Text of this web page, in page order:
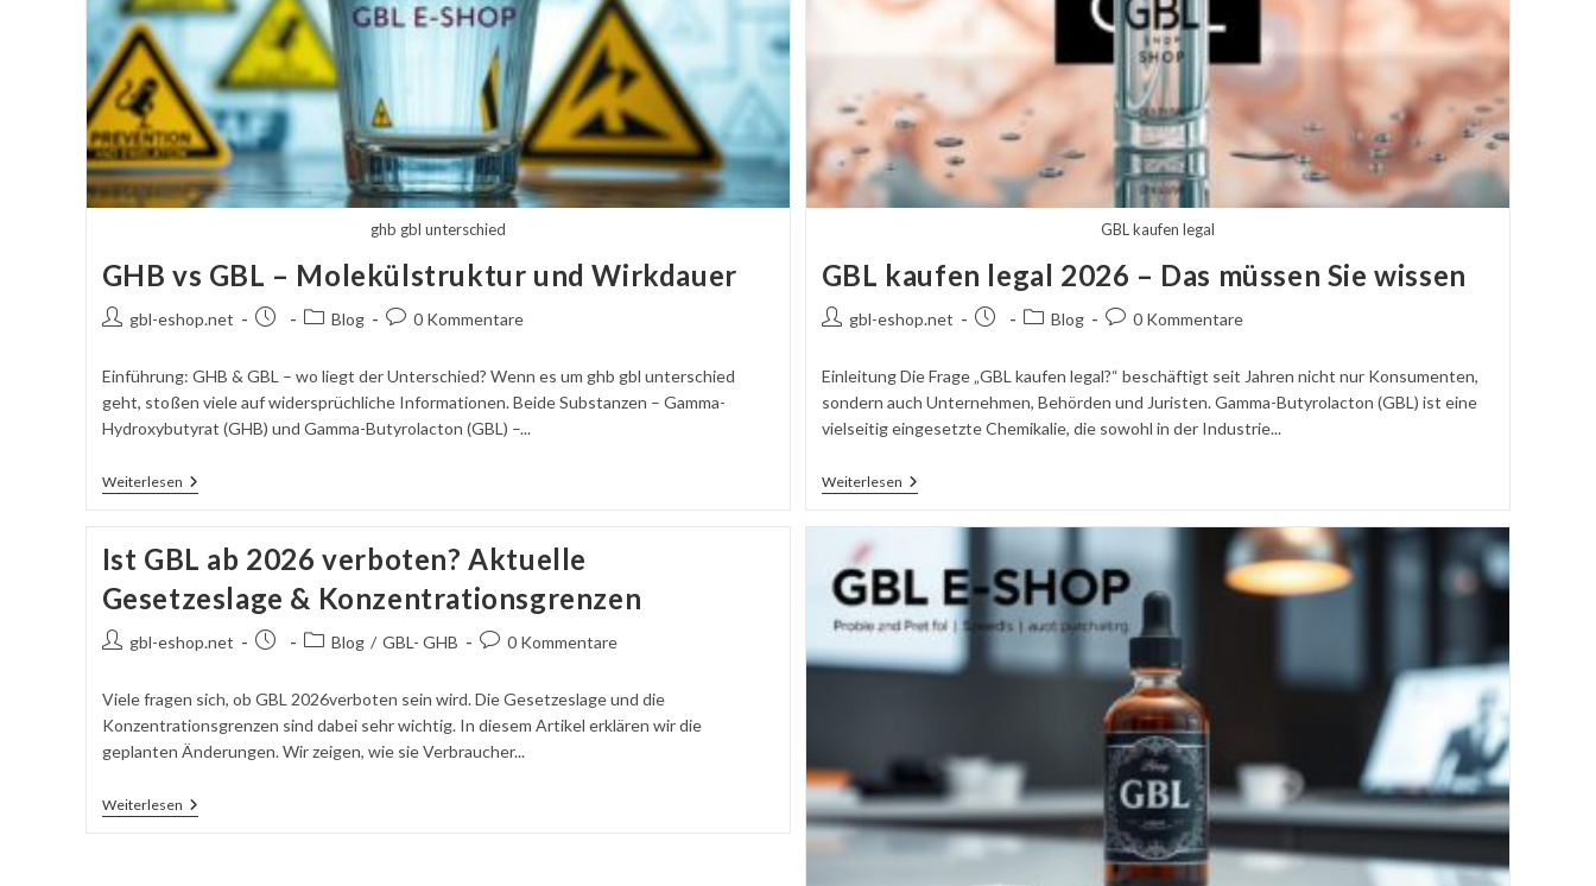
ghb gbl unterschied
GHB vs GBL – Molekülstruktur und Wirkdauer
Autor
Beitrags:
gbl-eshop.net
BeitragBeitragskategorie:
Blog
Kommentare
0 Kommentare
Einführung: GHB & GBL – wo liegt der Unterschied? Wenn es um ghb gbl unterschied
geht, stoßen viele auf widersprüchliche Informationen. Beide Substanzen – Gamma-
Hydroxybutyrat (GHB) und Gamma-Butyrolacton (GBL) –...
WeiterlesenGHB
Vs
Molekülstruktur
Und
Wirkdauer
GBL kaufen legal
GBL kaufen legal 2026 – Das müssen Sie wissen
Autor
Beitrags:
gbl-eshop.net
BeitragBeitragskategorie:
Blog
Kommentare
0 Kommentare
Einleitung Die Frage „GBL kaufen legal?“ beschäftigt seit Jahren nicht nur Konsumenten,
sondern auch Unternehmen, Behörden und Juristen. Gamma-Butyrolacton (GBL) ist eine
vielseitig eingesetzte Chemikalie, die sowohl in der Industrie...
WeiterlesenGBL
Kaufen
Das
Müssen
Sie
Wissen
Ist GBL ab 2026 verboten? Aktuelle
Gesetzeslage & Konzentrationsgrenzen
Autor
Beitrags:
gbl-eshop.net
BeitragBeitragskategorie:
Blog / GBL- GHB
Kommentare
0 Kommentare
Viele fragen sich, ob GBL 2026verboten sein wird. Die Gesetzeslage und die
Konzentrationsgrenzen sind dabei sehr wichtig. In diesem Artikel erklären wir die
geplanten Änderungen. Wir zeigen, wie sie Verbraucher...
WeiterlesenIst
GBL